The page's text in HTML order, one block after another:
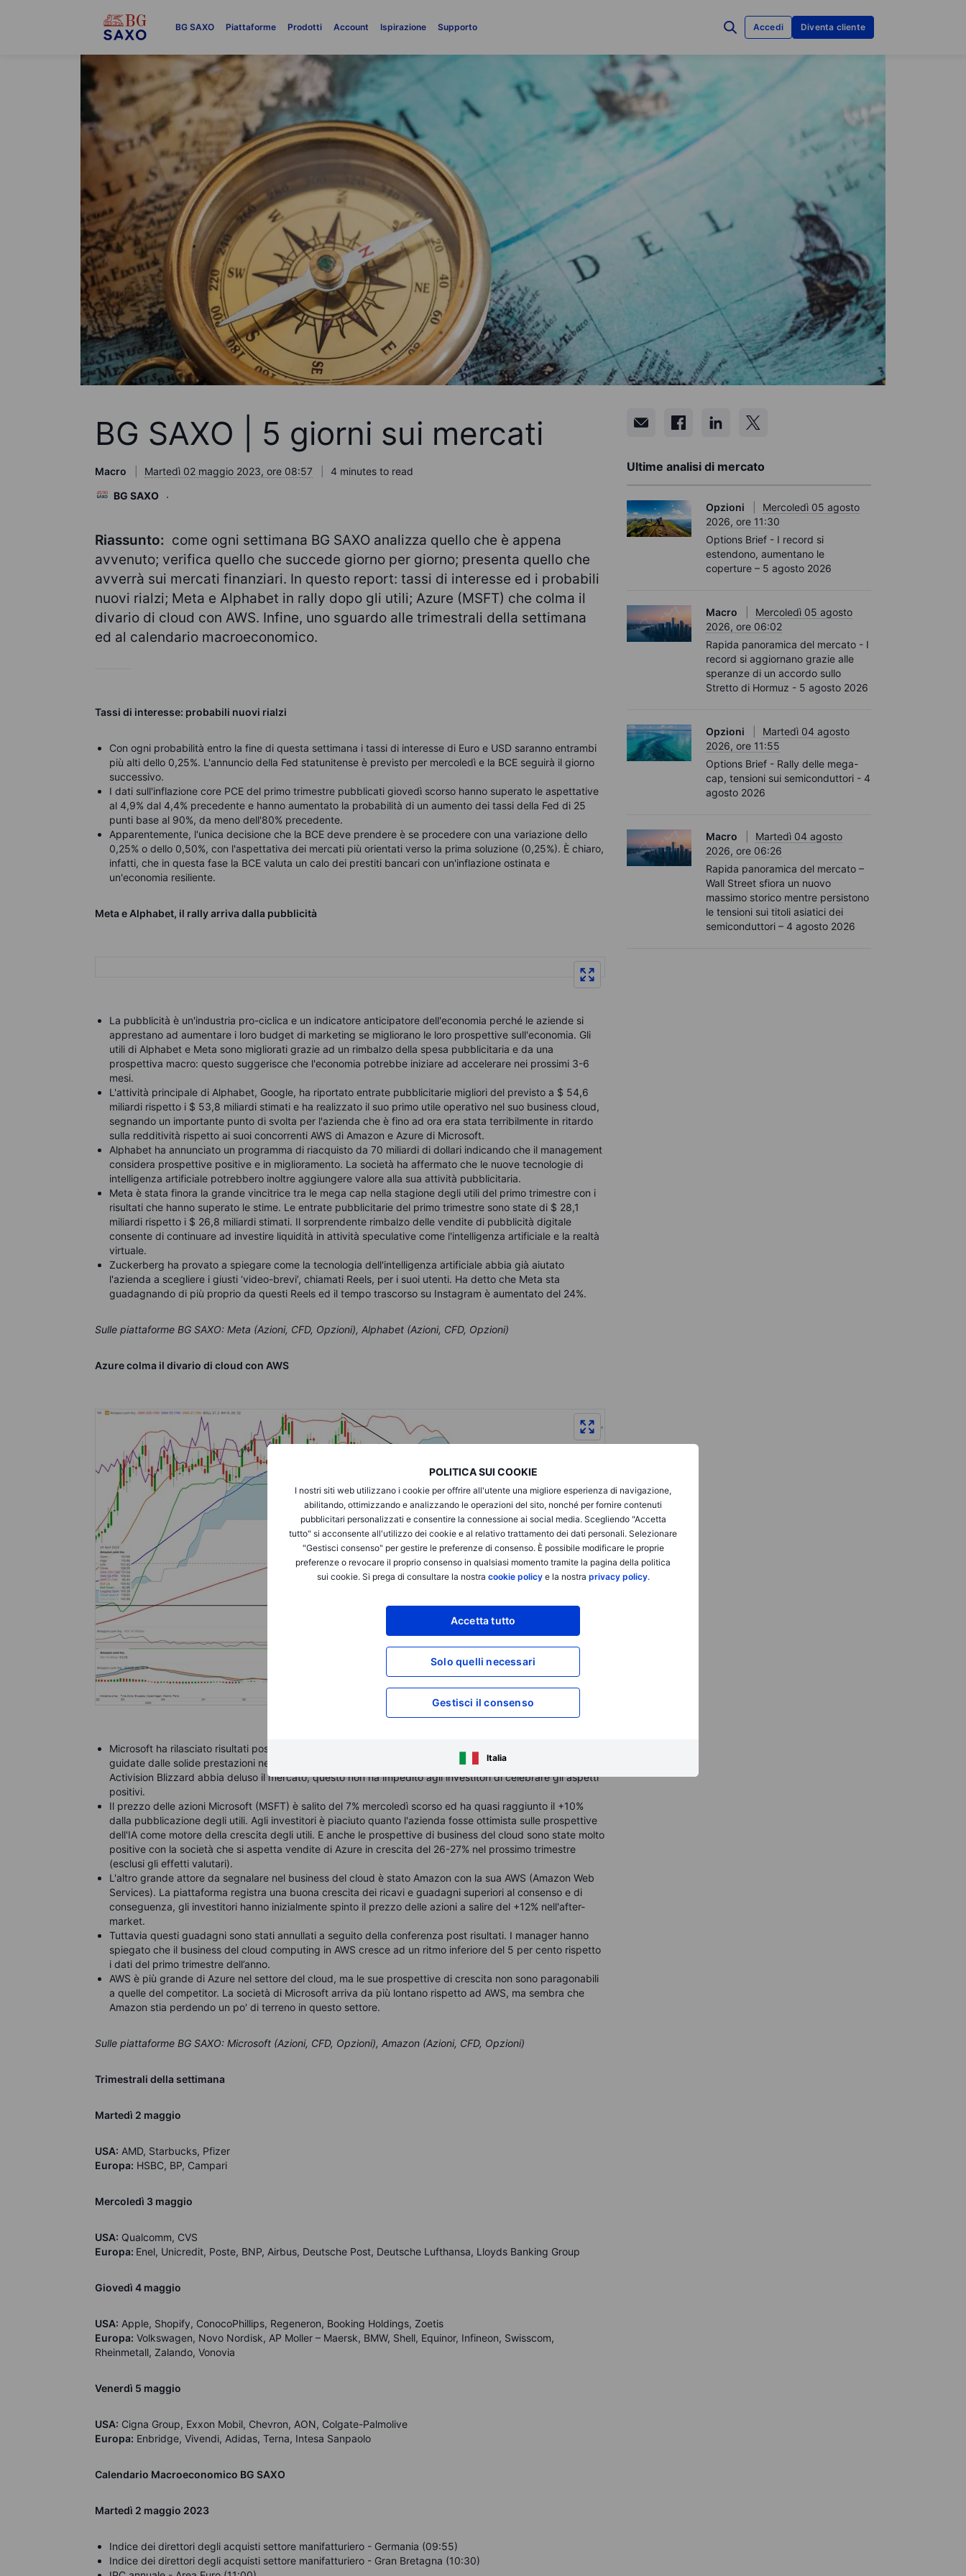
BG SAXO Piattaforme Prodotti Account Ispirazione Supporto Accedi Diventa cliente
POLITICA SUI COOKIE
I nostri siti web utilizzano i cookie per offrire all'utente una migliore esperienza di navigazione,
abilitando, ottimizzando e analizzando le operazioni del sito, nonché per fornire contenuti
pubblicitari personalizzati e consentire la connessione ai social media. Scegliendo "Accetta
tutto" si acconsente all'utilizzo dei cookie e al relativo trattamento dei dati personali. Selezionare
"Gestisci consenso" per gestire le preferenze di consenso. È possibile modificare le proprie
preferenze o revocare il proprio consenso in qualsiasi momento tramite la pagina della politica
sui cookie. Si prega di consultare la nostra cookie policye la nostra privacy policy.
Accetta tutto
Solo quelli necessari
Gestisci il consenso
Italia
BG SAXO | 5 giorni sui mercati
Macro Martedì 02 maggio 2023, ore 08:57
4 minutes to read
BG SAXO
Riassunto: come ogni settimana BG SAXO analizza quello che è appena
avvenuto; verifica quello che succede giorno per giorno; presenta quello che
avverrà sui mercati finanziari. In questo report: tassi di interesse ed i probabili
nuovi rialzi; Meta e Alphabet in rally dopo gli utili; Azure (MSFT) che colma il
divario di cloud con AWS. Infine, uno sguardo alle trimestrali della settimana
ed al calendario macroeconomico.
Tassi di interesse: probabili nuovi rialzi
Con ogni probabilità entro la fine di questa settimana i tassi di interesse di Euro e USD saranno entrambi
più alti dello 0,25%. L'annuncio della Fed statunitense è previsto per mercoledì e la BCE seguirà il giorno
successivo.
I dati sull'inflazione core PCE del primo trimestre pubblicati giovedì scorso hanno superato le aspettative
al 4,9% dal 4,4% precedente e hanno aumentato la probabilità di un aumento dei tassi della Fed di 25
punti base al 90%, da meno dell'80% precedente.
Apparentemente, l'unica decisione che la BCE deve prendere è se procedere con una variazione dello
0,25% o dello 0,50%, con l'aspettativa dei mercati più orientati verso la prima soluzione (0,25%). È chiaro,
infatti, che in questa fase la BCE valuta un calo dei prestiti bancari con un'inflazione ostinata e
un'economia resiliente.
Meta e Alphabet, il rally arriva dalla pubblicità
La pubblicità è un'industria pro-ciclica e un indicatore anticipatore dell'economia perché le aziende si
apprestano ad aumentare i loro budget di marketing se migliorano le loro prospettive sull'economia. Gli
utili di Alphabet e Meta sono migliorati grazie ad un rimbalzo della spesa pubblicitaria e da una
prospettiva macro: questo suggerisce che l'economia potrebbe iniziare ad accelerare nei prossimi 3-6
mesi.
L'attività principale di Alphabet, Google, ha riportato entrate pubblicitarie migliori del previsto a $ 54,6
miliardi rispetto i $ 53,8 miliardi stimati e ha realizzato il suo primo utile operativo nel suo business cloud,
segnando un importante punto di svolta per l'azienda che è fino ad ora era stata terribilmente in ritardo
sulla redditività rispetto ai suoi concorrenti AWS di Amazon e Azure di Microsoft.
Alphabet ha annunciato un programma di riacquisto da 70 miliardi di dollari indicando che il management
considera prospettive positive e in miglioramento. La società ha affermato che le nuove tecnologie di
intelligenza artificiale potrebbero inoltre aggiungere valore alla sua attività pubblicitaria.
Meta è stata finora la grande vincitrice tra le mega cap nella stagione degli utili del primo trimestre con i
risultati che hanno superato le stime. Le entrate pubblicitarie del primo trimestre sono state di $ 28,1
miliardi rispetto i $ 26,8 miliardi stimati. Il sorprendente rimbalzo delle vendite di pubblicità digitale
consente di continuare ad investire liquidità in attività speculative come l'intelligenza artificiale e la realtà
virtuale.
Zuckerberg ha provato a spiegare come la tecnologia dell'intelligenza artificiale abbia già aiutato
l'azienda a scegliere i giusti ‘video-brevi’, chiamati Reels, per i suoi utenti. Ha detto che Meta sta
guadagnando di più proprio da questi Reels ed il tempo trascorso su Instagram è aumentato del 24%.
Sulle piattaforme BG SAXO: Meta (Azioni, CFD, Opzioni), Alphabet (Azioni, CFD, Opzioni)
Azure colma il divario di cloud con AWS
Microsoft ha rilasciato risultati positivi con utili ed utili per azione (EPS) che hanno superato le stime
guidate dalle solide prestazioni nel business del cloud. Sebbene il blocco normativo dell'acquisizione di
Activision Blizzard abbia deluso il mercato, questo non ha impedito agli investitori di celebrare gli aspetti
positivi.
Il prezzo delle azioni Microsoft (MSFT) è salito del 7% mercoledì scorso ed ha quasi raggiunto il +10%
dalla pubblicazione degli utili. Agli investitori è piaciuto quanto l'azienda fosse ottimista sulle prospettive
dell'IA come motore della crescita degli utili. E anche le prospettive di business del cloud sono state molto
positive con la società che si aspetta vendite di Azure in crescita del 26-27% nel prossimo trimestre
(esclusi gli effetti valutari).
L'altro grande attore da segnalare nel business del cloud è stato Amazon con la sua AWS (Amazon Web
Services). La piattaforma registra una buona crescita dei ricavi e guadagni superiori al consenso e di
conseguenza, gli investitori hanno inizialmente spinto il prezzo delle azioni a salire del +12% nell'after-
market.
Tuttavia questi guadagni sono stati annullati a seguito della conferenza post risultati. I manager hanno
spiegato che il business del cloud computing in AWS cresce ad un ritmo inferiore del 5 per cento rispetto
i dati del primo trimestre dell’anno.
AWS è più grande di Azure nel settore del cloud, ma le sue prospettive di crescita non sono paragonabili
a quelle del competitor. La società di Microsoft arriva da più lontano rispetto ad AWS, ma sembra che
Amazon stia perdendo un po' di terreno in questo settore.
Sulle piattaforme BG SAXO: Microsoft (Azioni, CFD, Opzioni), Amazon (Azioni, CFD, Opzioni)
Trimestrali della settimana
Martedì 2 maggio
USA: AMD, Starbucks, Pfizer
Europa: HSBC, BP, Campari
Mercoledì 3 maggio
USA: Qualcomm, CVS
Europa: Enel, Unicredit, Poste, BNP, Airbus, Deutsche Post, Deutsche Lufthansa, Lloyds Banking Group
Giovedì 4 maggio
USA: Apple, Shopify, ConocoPhillips, Regeneron, Booking Holdings, Zoetis
Europa: Volkswagen, Novo Nordisk, AP Moller – Maersk, BMW, Shell, Equinor, Infineon, Swisscom,
Rheinmetall, Zalando, Vonovia
Venerdì 5 maggio
USA: Cigna Group, Exxon Mobil, Chevron, AON, Colgate-Palmolive
Europa: Enbridge, Vivendi, Adidas, Terna, Intesa Sanpaolo
Calendario Macroeconomico BG SAXO
Martedì 2 maggio 2023
Indice dei direttori degli acquisti settore manifatturiero - Germania (09:55)
Indice dei direttori degli acquisti settore manifatturiero - Gran Bretagna (10:30)
Ultime analisi di mercato
Opzioni
Mercoledì 05 agosto
2026, ore 11:30
Options Brief - I record si
estendono, aumentano le
coperture – 5 agosto 2026
Macro
Mercoledì 05 agosto
2026, ore 06:02
Rapida panoramica del mercato - I
record si aggiornano grazie alle
speranze di un accordo sullo
Stretto di Hormuz - 5 agosto 2026
Opzioni
Martedì 04 agosto
2026, ore 11:55
Options Brief - Rally delle mega-
cap, tensioni sui semiconduttori - 4
agosto 2026
Macro
Martedì 04 agosto
2026, ore 06:26
Rapida panoramica del mercato –
Wall Street sfiora un nuovo
massimo storico mentre persistono
le tensioni sui titoli asiatici dei
semiconduttori – 4 agosto 2026